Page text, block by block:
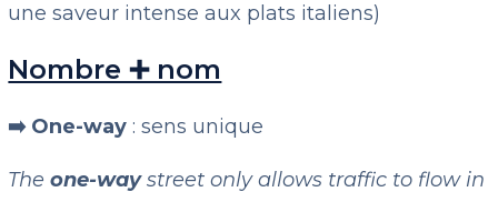
une saveur intense aux plats italiens)
Nombre ➕ nom
➡️ One-way : sens unique
Theone-waystreet only allows traffic to flow in